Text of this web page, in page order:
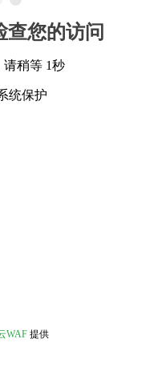
查您的访问
请稍等 1秒
统保护
WAF 提供